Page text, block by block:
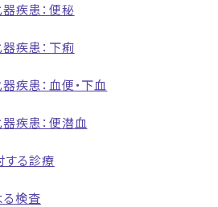
疾患：便秘
疾患：下痢
疾患：血便・下血
疾患：便潜血
する診療
検査